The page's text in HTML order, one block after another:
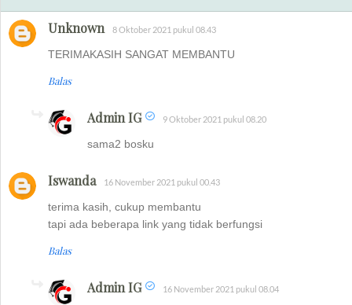
Unknown 8 Oktober 2021 pukul 08.43
TERIMAKASIH SANGAT MEMBANTU
Balas
Admin IG 9 Oktober 2021 pukul 08.20
sama2 bosku
Iswanda 16 November 2021 pukul 00.43
terima kasih, cukup membantu
tapi ada beberapa link yang tidak berfungsi
Balas
Admin IG 16 November 2021 pukul 08.04